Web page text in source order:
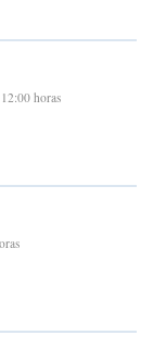
horas